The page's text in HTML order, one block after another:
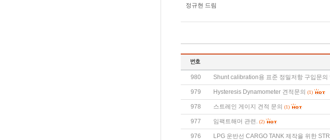
정규현 드림
980 Shunt calibration용 표준 정밀저항 구입문
979 Hysteresis Dynamometer 견적문의 (1)
978 스트레인 게이지 견적 문의 (1)
977 임팩트해머 관련. (2)
976 LPG 운반선 CARGO TANK 제작을 위한